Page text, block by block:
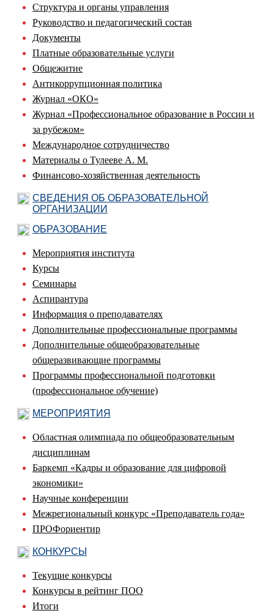
Структура и органы управления
Руководство и педагогический состав
Документы
Платные образовательные услуги
Общежитие
Антикоррупционная политика
Журнал «ОКО»
Журнал «Профессиональное образование в России и
за рубежом»
Международное сотрудничество
Материалы о Тулееве А. М.
Финансово-хозяйственная деятельность
СВЕДЕНИЯ ОБ ОБРАЗОВАТЕЛЬНОЙ
ОРГАНИЗАЦИИ
ОБРАЗОВАНИЕ
Мероприятия института
Курсы
Семинары
Аспирантура
Информация о преподавателях
Дополнительные профессиональные программы
Дополнительные общеобразовательные
общеразвивающие программы
Программы профессиональной подготовки
(профессиональное обучение)
МЕРОПРИЯТИЯ
Областная олимпиада по общеобразовательным
дисциплинам
Баркемп «Кадры и образование для цифровой
экономики»
Научные конференции
Межрегиональный конкурс «Преподаватель года»
ПРОФориентир
КОНКУРСЫ
Текущие конкурсы
Конкурсы в рейтинг ПОО
Итоги